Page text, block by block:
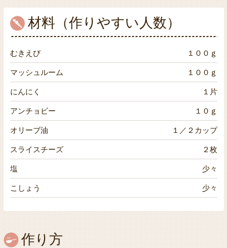
材料（作りやすい人数）
むきえび １００ｇ
マッシュルーム １００ｇ
にんにく １片
アンチョビー １０ｇ
オリーブ油 １／２カップ
スライスチーズ ２枚
塩 少々
こしょう 少々
作り方